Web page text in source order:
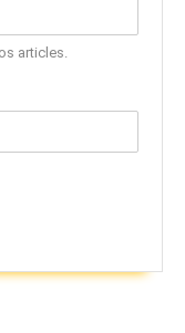
articles.